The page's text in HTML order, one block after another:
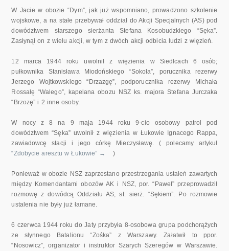
W Jacie w obozie “Dym”, jak już wspomniano, prowadzono szkolenie
wojskowe, a na stałe przebywał oddział do Akcji Specjalnych (AS) pod
dowództwem starszego sierżanta Stefana Kosobudzkiego “Sęka”.
Zasłynął on z wielu akcji, w tym z dwóch akcji odbicia ludzi z więzień.
12 marca 1944 roku uwolnił z więzienia w Siedlcach 6 osób;
pułkownika Stanisława Miodońskiego “Sokoła”, porucznika rezerwy
Jerzego Wojtkowskiego “Drzazgę”, podporucznika rezerwy Michała
Rossałę “Walego”, kapelana obozu NSZ ks. majora Stefana Jurczaka
“Brzozę” i 2 inne osoby.
W nocy z 8 na 9 maja 1944 roku 9-cio osobowy patrol pod
dowództwem “Sęka” uwolnił z więzienia w Łukowie Ignacego Rappa,
zawiadowcę stacji i jego córkę Mieczysławę. ( polecamy artykuł
“Zdobycie aresztu w Łukowie” →
)
Ponieważ w obozie NSZ zaprzestano przestrzegania ustaleń zawartych
między Komendantami obozów AK i NSZ, por. “Paweł” przeprowadził
rozmowę z dowódcą Oddziału AS, st. sierż. “Sękiem”. Po rozmowie
ustalenia nie były już łamane.
6 czerwca 1944 roku do Jaty przybyła 8-osobowa grupa podchorążych
ze słynnego Batalionu “Zośka” z Warszawy. Załatwił to ppor.
“Nosowicz”, organizator i instruktor Szarych Szeregów w Warszawie.